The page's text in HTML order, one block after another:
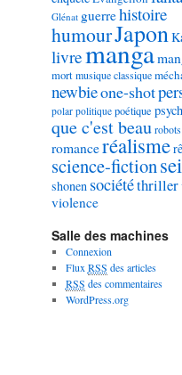
Glénat guerrehistoire
humourJapon
livremanga
mortmusique classique
newbieone-shot
polar politique poétique
que c'est beaurobots
romanceréalisme
science-fiction
shonen sociététhriller
violence
Salle des machines
Connexion
Flux RSS des articles
RSS des commentaires
WordPress.org